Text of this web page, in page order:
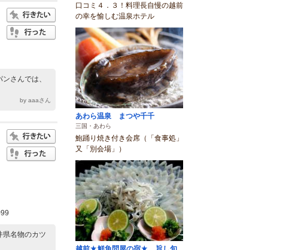
さんでは、
by aaaさん
県名物のカツ
口コミ４．３！料理長自慢の越前
の幸を愉しむ温泉ホテル
あわら温泉 まつや千千
三国・あわら
鮑踊り焼き付き会席（「食事処」
又「別会場」）